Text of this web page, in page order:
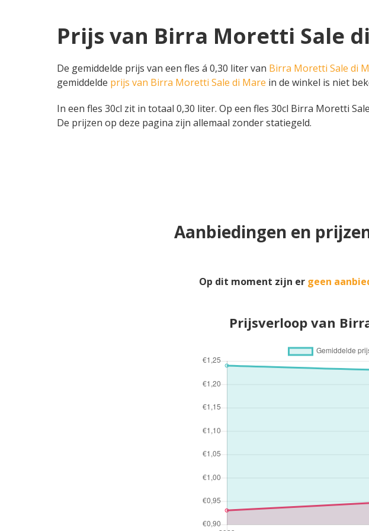
Prijs van Birra Moretti Sale
De gemiddelde prijs van een fles á 0,30 liter van Birra Moretti Sale di
gemiddelde prijs van Birra Moretti Sale di Mare in de winkel is niet
In een fles 30cl zit in totaal 0,30 liter. Op een fles 30cl Birra Moretti
De prijzen op deze pagina zijn allemaal zonder statiegeld.
Aanbiedingen en
Op dit moment zijn er geen
Prijsverloop van